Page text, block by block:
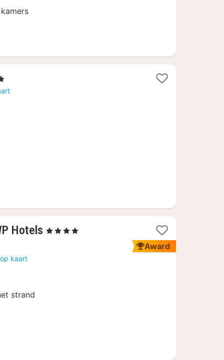
Award
Hotels 1
, 4 Sterren
kaart
strand